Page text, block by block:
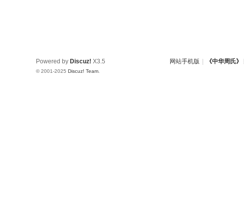
网站手机版 《中华周氏》
Powered by Discuz! X3.5
© 2001-2025 Discuz! Team